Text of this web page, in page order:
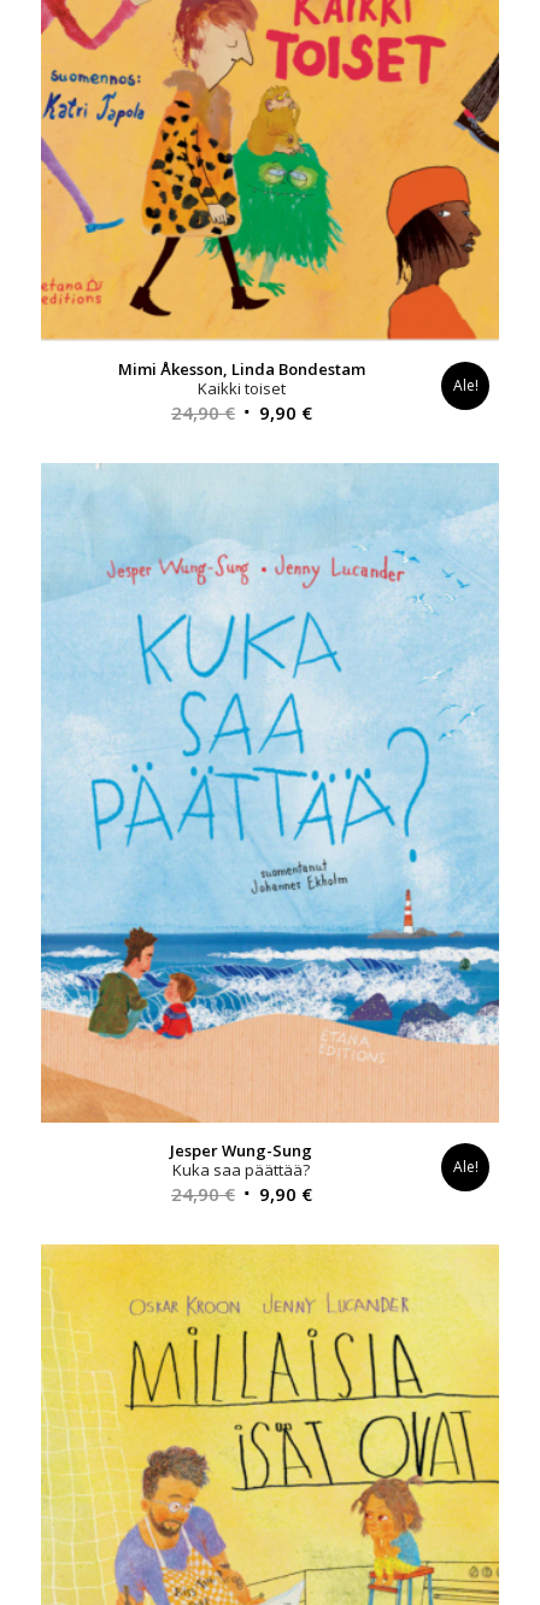
Mimi Åkesson, Linda Bondestam
Kaikki toiset
24,90€ Alkuperäinen
oli:
9,90 €Nykyinen
on:
9,90 €.
Ale!
Jesper Wung-Sung
Kuka saa päättää?
24,90€ Alkuperäinen
oli:
24,90 €.
9,90 €Nykyinen
on:
9,90 €.
Ale!